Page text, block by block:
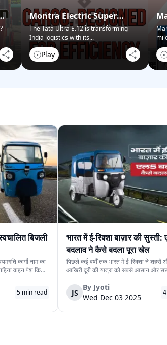
Montra Electric Super
Cargo: Designed for
Efficiency
The Tata Ultra E.12 is transforming
India logistics with its...
Play
बिजली
कार्गो नाम का
वाहन पेश किया
उपयोग के
वाहन ...
5 min read
भारत में ई-रिक्शा बाज़ार की सुस्ती:
बदलाव ने कैसे बदला पूरा खेल
पिछले कई वर्षों तक भारत में ई-रिक्शा ने शहरों
आख़िरी दूरी की यात्रा को सबसे आसान और
इन कारणों से यह वाहन लगभग हर भीड़भाड़ वाले
दिखाई देने लगा। लेकिन अब यह तेज़ी कम...
JS
By Jyoti
Wed Dec 03 2025
4